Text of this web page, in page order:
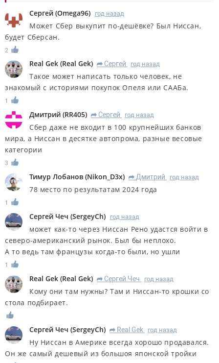
Сергей (Omega96) год назад
Может Сбер выкупит по-дешёвке? Был Ниссан,
будет Сберсан.
2
Real Gek (Real Gek) R Сергей год назад
Такое может написать только человек, не
знакомый с историями покупок Опеля или СААБа.
1
Дмитрий (RR405) R Сергей год назад
Сбер даже не входит в 100 крупнейших банков
мира, а Ниссан в десятке автопрома, разные весовые
категории
3
Тимур Лобанов (Nikon_D3x) R Дмитрий год назад
78 место по результатам 2024 года
1
Сергей Чеч (SergeyCh) год назад
может как-то через Ниссан Рено удастся войти в
северо-американский рынок. Был бы неплохо.
А то ведь там французы когда-то были, но ушли
1
Real Gek (Real Gek) R Сергей Чеч год назад
Кому они там нужны? Там и Ниссан-то крошки со
стола подбирает.
Сергей Чеч (SergeyCh) R Real Gek год назад
Ну Ниссан в Америке всегда хорошо продавался.
Он же самый дешевый из большоя японской тройки